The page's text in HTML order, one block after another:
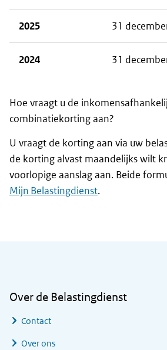
2025 31
2024 31
Hoe vraagt u de
combinatiekorting aan?
U vraagt de korting aan via uw
de korting alvast maandelijks wilt
voorlopige aanslag aan. Beide
Mijn Belastingdienst.
Over de Belastingdienst
Contact
Over ons